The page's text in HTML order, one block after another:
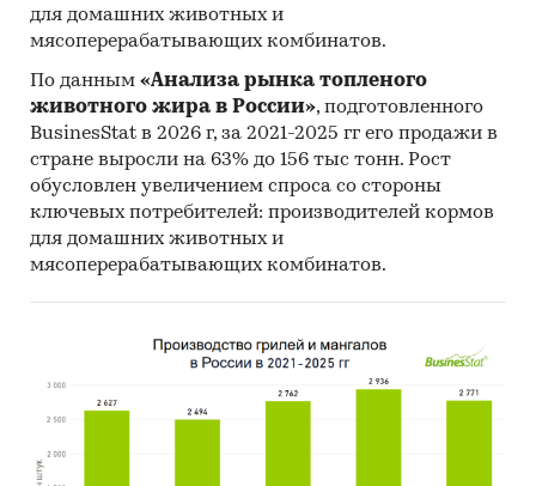
для домашних животных и
мясоперерабатывающих комбинатов.
По данным «Анализа рынка топленого
животного жира в России», подготовленного
BusinesStat в 2026 г, за 2021-2025 гг его продажи в
стране выросли на 63% до 156 тыс тонн. Рост
обусловлен увеличением спроса со стороны
ключевых потребителей: производителей кормов
для домашних животных и
мясоперерабатывающих комбинатов.